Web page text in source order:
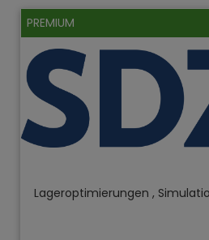
PREMIUM
Lageroptimierungen ,